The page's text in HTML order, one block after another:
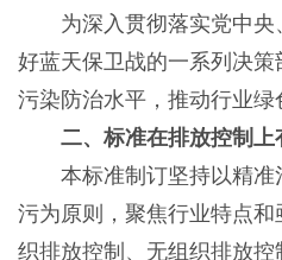
为深入贯彻落实党中央
好蓝天保卫战的一系列决
污染防治水平，推动行业绿
二、标准在排放控制上
本标准制订坚持以精准
污为原则，聚焦行业特点和
织排放控制、无组织排放